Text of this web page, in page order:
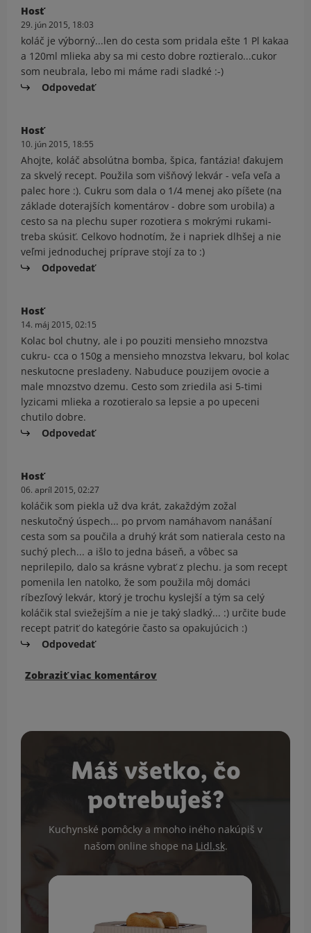
Hosť
29. jún 2015, 18:03
koláč je výborný...len do cesta som pridala ešte 1 Pl kakaa
a 120ml mlieka aby sa mi cesto dobre roztieralo...cukor
som neubrala, lebo mi máme radi sladké :-)
Odpovedať
Hosť
10. jún 2015, 18:55
Ahojte, koláč absolútna bomba, špica, fantázia! ďakujem
za skvelý recept. Použila som višňový lekvár - veľa veľa a
palec hore :). Cukru som dala o 1/4 menej ako píšete (na
základe doterajších komentárov - dobre som urobila) a
cesto sa na plechu super rozotiera s mokrými rukami-
treba skúsiť. Celkovo hodnotím, že i napriek dlhšej a nie
veľmi jednoduchej príprave stojí za to :)
Odpovedať
Hosť
14. máj 2015, 02:15
Kolac bol chutny, ale i po pouziti mensieho mnozstva
cukru- cca o 150g a mensieho mnozstva lekvaru, bol kolac
neskutocne presladeny. Nabuduce pouzijem ovocie a
male mnozstvo dzemu. Cesto som zriedila asi 5-timi
lyzicami mlieka a rozotieralo sa lepsie a po upeceni
chutilo dobre.
Odpovedať
Hosť
06. apríl 2015, 02:27
koláčik som piekla už dva krát, zakaždým zožal
neskutočný úspech... po prvom namáhavom nanášaní
cesta som sa poučila a druhý krát som natierala cesto na
suchý plech... a išlo to jedna báseň, a vôbec sa
neprilepilo, dalo sa krásne vybrať z plechu. ja som recept
pomenila len natolko, že som použila môj domáci
ríbezľový lekvár, ktorý je trochu kyslejší a tým sa celý
koláčik stal sviežejším a nie je taký sladký... :) určite bude
recept patriť do kategórie často sa opakujúcich :)
Odpovedať
Zobraziť viac komentárov
Máš všetko, čo
potrebuješ?
Kuchynské pomôcky a mnoho iného nakúpiš v
našom online shope na Lidl.sk.